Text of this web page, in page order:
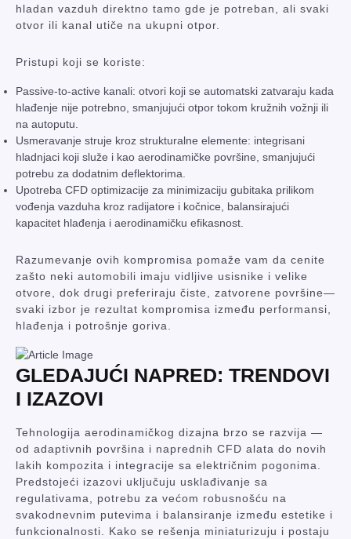
hladan vazduh direktno tamo gde je potreban, ali svaki
otvor ili kanal utiče na ukupni otpor.
Pristupi koji se koriste:
Passive-to-active kanali: otvori koji se automatski zatvaraju kada
hlađenje nije potrebno, smanjujući otpor tokom kružnih vožnji ili
na autoputu.
Usmeravanje struje kroz strukturalne elemente: integrisani
hladnjaci koji služe i kao aerodinamičke površine, smanjujući
potrebu za dodatnim deflektorima.
Upotreba CFD optimizacije za minimizaciju gubitaka prilikom
vođenja vazduha kroz radijatore i kočnice, balansirajući
kapacitet hlađenja i aerodinamičku efikasnost.
Razumevanje ovih kompromisa pomaže vam da cenite
zašto neki automobili imaju vidljive usisnike i velike
otvore, dok drugi preferiraju čiste, zatvorene površine—
svaki izbor je rezultat kompromisa između performansi,
hlađenja i potrošnje goriva.
GLEDAJUĆI NAPRED: TRENDOVI
I IZAZOVI
Tehnologija aerodinamičkog dizajna brzo se razvija —
od adaptivnih površina i naprednih CFD alata do novih
lakih kompozita i integracije sa električnim pogonima.
Predstojeći izazovi uključuju usklađivanje sa
regulativama, potrebu za većom robusnošću na
svakodnevnim putevima i balansiranje između estetike i
funkcionalnosti. Kako se rešenja miniaturizuju i postaju